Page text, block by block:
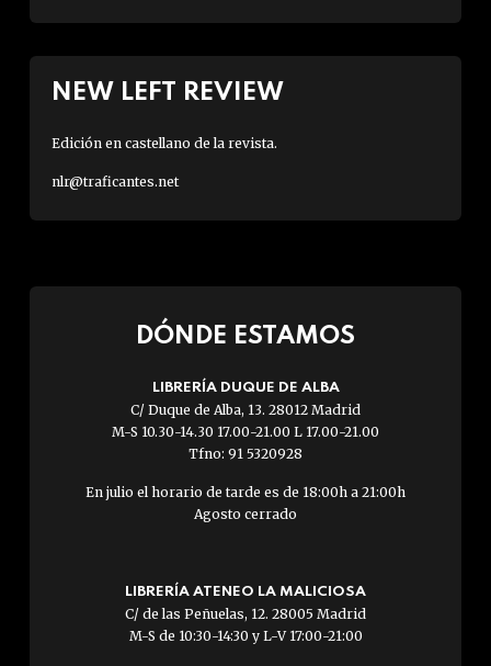
NEW LEFT REVIEW
Edición en castellano de la revista.
nlr@traficantes.net
DÓNDE ESTAMOS
LIBRERÍA DUQUE DE ALBA
C/ Duque de Alba, 13. 28012 Madrid
M-S 10.30-14.30 17.00-21.00 L 17.00-21.00
Tfno: 91 5320928
En julio el horario de tarde es de 18:00h a 21:00h
Agosto cerrado
LIBRERÍA ATENEO LA MALICIOSA
C/ de las Peñuelas, 12. 28005 Madrid
M-S de 10:30-14:30 y L-V 17:00-21:00